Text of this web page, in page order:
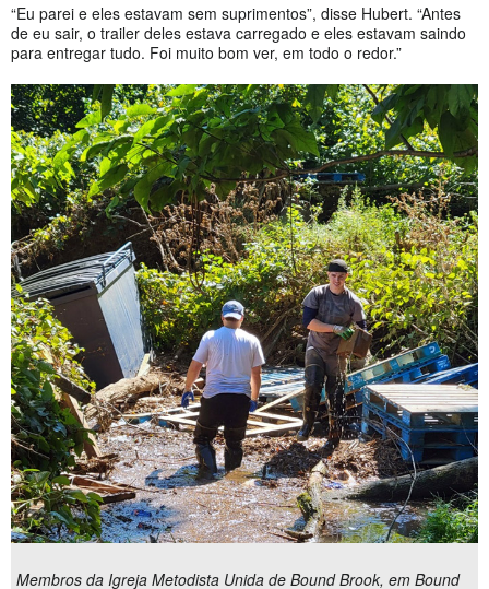
“Eu parei e eles estavam sem suprimentos”, disse Hubert. “Antes
de eu sair, o trailer deles estava carregado e eles estavam saindo
para entregar tudo. Foi muito bom ver, em todo o redor.”
Membros da Igreja Metodista Unida de Bound Brook, em Bound